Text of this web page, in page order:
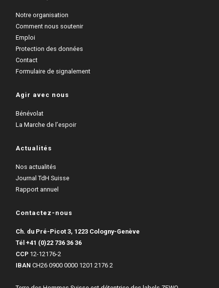
Notre organisation
Comment nous soutenir
Emploi
Protection des données
Contact
Formulaire de signalement
Agir avec nous
Bénévolat
La Marche de l’espoir
Actualités
Nos actualités
Journal TdH Suisse
Rapport annuel
Contactez-nous
Ch. du Pré-Picot 3, 1223 Cologny-Genève
Tél +41 (0)22 736 36 36
CCP 12-12176-2
IBAN CH26 0900 0000 1201 2176 2